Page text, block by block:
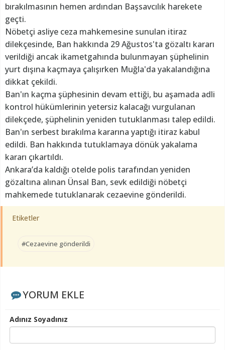
bırakılmasının hemen ardından Başsavcılık harekete
geçti.
Nöbetçi asliye ceza mahkemesine sunulan itiraz
dilekçesinde, Ban hakkında 29 Ağustos'ta gözaltı kararı
verildiği ancak ikametgahında bulunmayan şüphelinin
yurt dışına kaçmaya çalışırken Muğla'da yakalandığına
dikkat çekildi.
Ban'ın kaçma şüphesinin devam ettiği, bu aşamada adli
kontrol hükümlerinin yetersiz kalacağı vurgulanan
dilekçede, şüphelinin yeniden tutuklanması talep edildi.
Ban'ın serbest bırakılma kararına yaptığı itiraz kabul
edildi. Ban hakkında tutuklamaya dönük yakalama
kararı çıkartıldı.
Ankara’da kaldığı otelde polis tarafından yeniden
gözaltına alınan Ünsal Ban, sevk edildiği nöbetçi
mahkemede tutuklanarak cezaevine gönderildi.
Etiketler
#Cezaevine gönderildi
YORUM EKLE
Adınız Soyadınız